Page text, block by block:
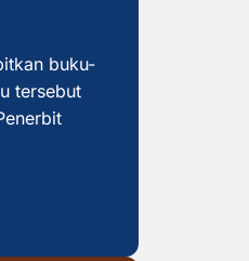
buku-
tersebut